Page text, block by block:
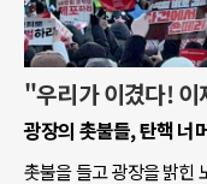
"우리가 이겼다! 이
광장의 촛불들, 탄핵 너
촛불을 들고 광장을 밝힌